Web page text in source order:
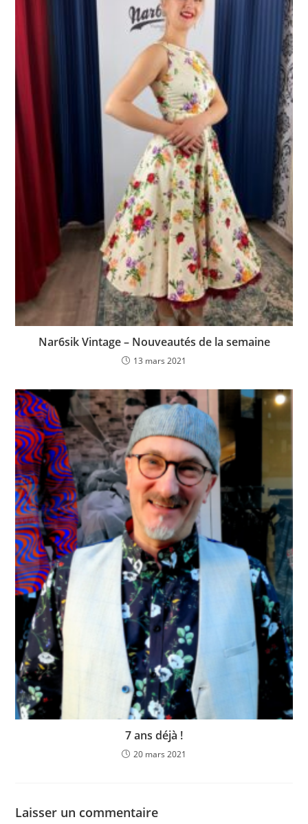
Nar6sik Vintage – Nouveautés de la semaine
13 mars 2021
7 ans déjà !
20 mars 2021
Laisser un commentaire